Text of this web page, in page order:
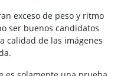
exceso de peso y ritmo
ser buenos candidatos
calidad de las imágenes